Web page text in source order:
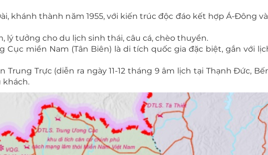
khánh thành năm 1955, với kiến trúc độc đáo kết hợp Á-Đông
lý tưởng cho du lịch sinh thái, câu cá, chèo thuyền.
Cục miền Nam (Tân Biên) là di tích quốc gia đặc biệt, gắn với
Trung Trực (diễn ra ngày 11-12 tháng 9 âm lịch tại Thạnh Đức,
khách.